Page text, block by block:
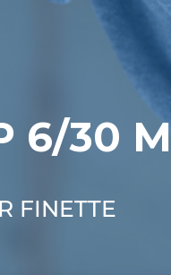
6/30
FINETTE